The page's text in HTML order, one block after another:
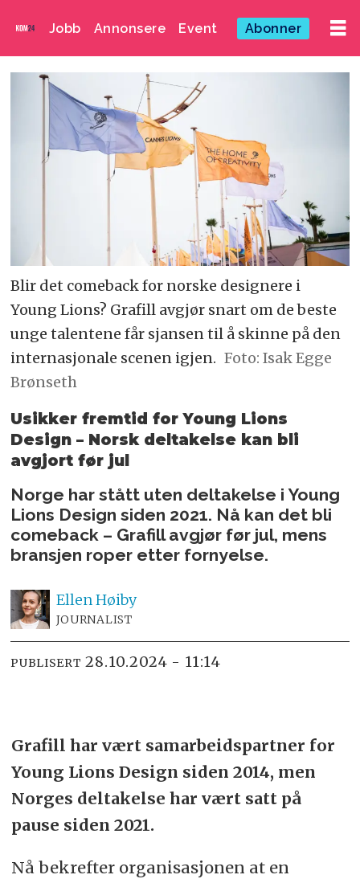
Jobb Annonsere Event Abonner
Blir det comeback for norske designere i
Young Lions? Grafill avgjør snart om de beste
unge talentene får sjansen til å skinne på den
internasjonale scenen igjen. Foto: Isak Egge
Brønseth
Usikker fremtid for Young Lions
Design – Norsk deltakelse kan bli
avgjort før jul
Norge har stått uten deltakelse i Young
Lions Design siden 2021. Nå kan det bli
comeback – Grafill avgjør før jul, mens
bransjen roper etter fornyelse.
EllenHøiby
JOURNALIST
PUBLISERT 28.10.2024 - 11:14
Grafill har vært samarbeidspartner for
Young Lions Design siden 2014, men
Norges deltakelse har vært satt på
pause siden 2021.
Nå bekrefter organisasjonen at en